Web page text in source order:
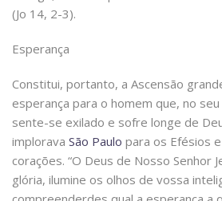
(Jo 14, 2-3).
Esperança
Constitui, portanto, a Ascensão
esperança para o homem que, no
sente-se exilado e sofre longe de
implorava São Paulo para os Efésios
corações. “O Deus de Nosso Senhor
glória, ilumine os olhos de vossa